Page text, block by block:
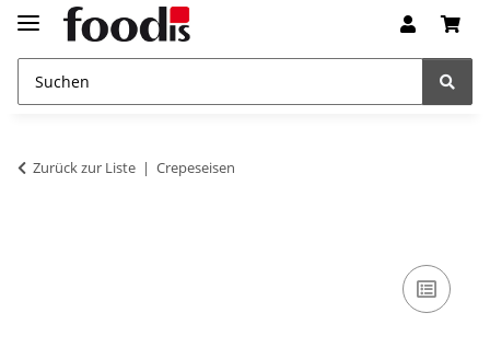
Zurück zur Liste Crepeseisen